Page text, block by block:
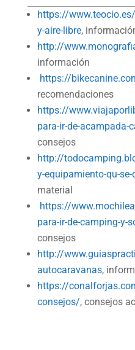
https://
y-aire-libre,
http://
información
https://
recomendaciones
https://
para-ir-de-acampada-
consejos
http://
y-equipamiento-qu-
material
https://
para-ir-de-camping-y-
consejos
http://
autocaravanas,
https://
consejos/, consejos